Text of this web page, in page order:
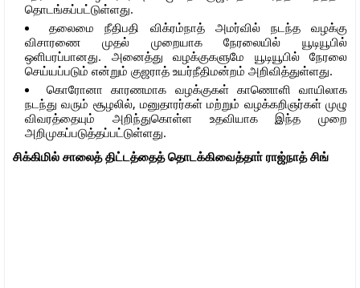
தொடங்கப்பட்டுள்ளது.
தலைமை நீதிபதி விக்ரம்நாத் அமர்வில் நடந்த வழக்கு
விசாரணை முதல் முறையாக நேரலையில் யூடியூபில்
ஒளிபரப்பானது. அனைத்து வழக்குகளுமே யூடியூபில் நேரலை
செய்யப்படும் என்றும் குஜராத் உயர்நீதிமன்றம் அறிவித்துள்ளது.
கொரோனா காரணமாக வழக்குகள் காணொளி வாயிலாக
நடந்து வரும் சூழலில், மனுதாரர்கள் மற்றும் வழக்கறிஞர்கள் முழு
விவரத்தையும் அறிந்துகொள்ள உதவியாக இந்த முறை
அறிமுகப்படுத்தப்பட்டுள்ளது.
சிக்கிமில் சாலைத் திட்டத்தைத் தொடக்கிவைத்தாா் ராஜ்நாத் சிங்